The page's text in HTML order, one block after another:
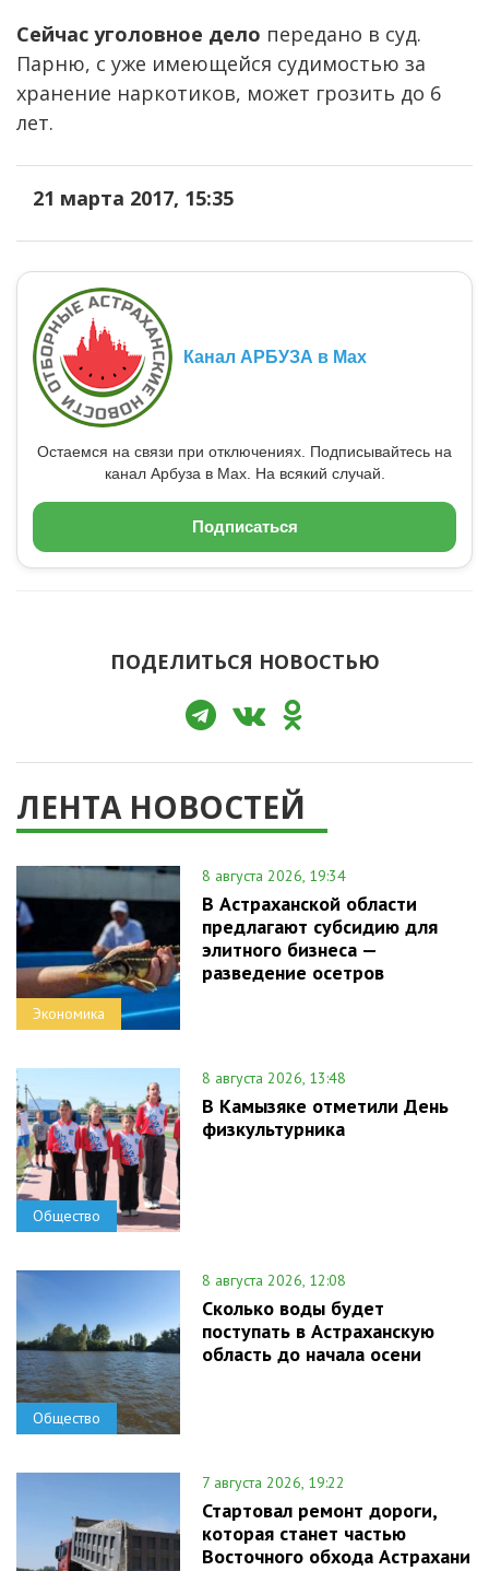
Сейчас уголовное дело передано в суд.
Парню, с уже имеющейся судимостью за
хранение наркотиков, может грозить до 6
лет.
21 марта 2017, 15:35
Канал АРБУЗА в Max
Остаемся на связи при отключениях. Подписывайтесь на
канал Арбуза в Max. На всякий случай.
Подписаться
ПОДЕЛИТЬСЯ НОВОСТЬЮ
ЛЕНТА НОВОСТЕЙ
Экономика
8 августа 2026, 19:34
В Астраханской области
предлагают субсидию для
элитного бизнеса —
разведение осетров
Общество
8 августа 2026, 13:48
В Камызяке отметили День
физкультурника
Общество
8 августа 2026, 12:08
Сколько воды будет
поступать в Астраханскую
область до начала осени
7 августа 2026, 19:22
Стартовал ремонт дороги,
которая станет частью
Восточного обхода Астрахани